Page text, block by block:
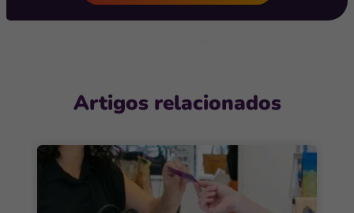
Artigos relacionados